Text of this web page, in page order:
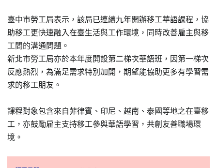
臺中市勞工局表示，該局已連續九年開辦移工華語課程，協
助移工更快速融入在臺生活與工作環境，同時改善雇主與移
工間的溝通問題。
新北市勞工局亦於本年度開設第二梯次華語班，因第一梯次
反應熱烈，為滿足需求特別加開，期望能協助更多有學習需
求的移工朋友。
課程對象包含來自菲律賓、印尼、越南、泰國等地之在臺移
工，亦鼓勵雇主支持移工參與華語學習，共創友善職場環
境。